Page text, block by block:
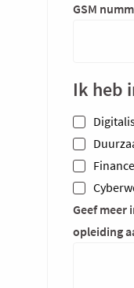
GSM
Ik heb
Finance
Geef meer
opleiding